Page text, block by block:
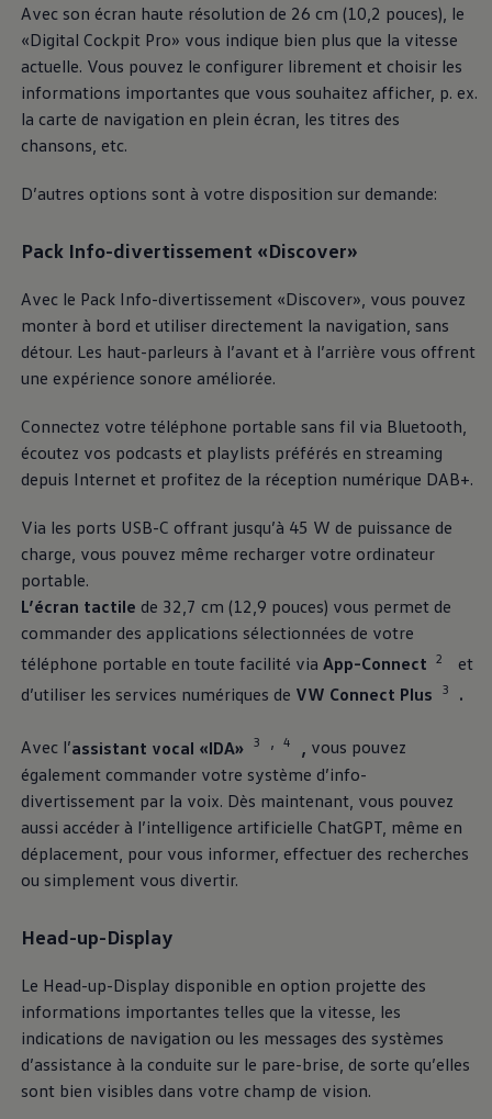
Avec son écran haute résolution de 26 cm (10,2 pouces), le
«Digital Cockpit Pro» vous indique bien plus que la vitesse
actuelle. Vous pouvez le configurer librement et choisir les
informations importantes que vous souhaitez afficher, p. ex.
la carte de navigation en plein écran, les titres des
chansons, etc.
D’autres options sont à votre disposition sur demande:
Pack Info-divertissement «Discover»
Avec le Pack Info-divertissement «Discover», vous pouvez
monter à bord et utiliser directement la navigation, sans
détour. Les haut-parleurs à l’avant et à l’arrière vous offrent
une expérience sonore améliorée.
Connectez votre téléphone portable sans fil via Bluetooth,
écoutez vos podcasts et playlists préférés en streaming
depuis Internet et profitez de la réception numérique DAB+.
Via les ports USB-C offrant jusqu’à 45 W de puissance de
charge, vous pouvez même recharger votre ordinateur
portable.
L’écran tactile de 32,7 cm (12,9 pouces) vous permet de
commander des applications sélectionnées de votre
téléphone portable en toute facilité via App-Connect 2
et
d’utiliser les services numériques de VW Connect Plus 3 .
Avec l’assistant vocal «IDA» 3 , 4 , vous pouvez
également commander votre système d’info-
divertissement par la voix. Dès maintenant, vous pouvez
aussi accéder à l’intelligence artificielle ChatGPT, même en
déplacement, pour vous informer, effectuer des recherches
ou simplement vous divertir.
Head-up-Display
Le Head-up-Display disponible en option projette des
informations importantes telles que la vitesse, les
indications de navigation ou les messages des systèmes
d’assistance à la conduite sur le pare-brise, de sorte qu’elles
sont bien visibles dans votre champ de vision.